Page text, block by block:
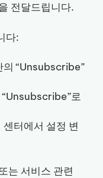
전달드립니다.
다:
의 “Unsubscribe”
로
터에서 설정 변
는 서비스 관련